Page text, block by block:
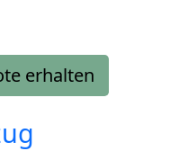
erhalten